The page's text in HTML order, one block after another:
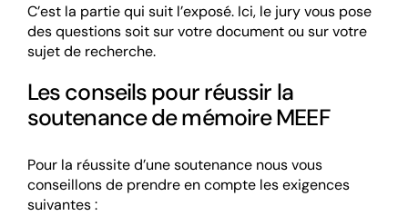
C’est la partie qui suit l’exposé. Ici, le jury vous pose
des questions soit sur votre document ou sur votre
sujet de recherche.
Les conseils pour réussir la
soutenance de mémoire MEEF
Pour la réussite d’une soutenance nous vous
conseillons de prendre en compte les exigences
suivantes :